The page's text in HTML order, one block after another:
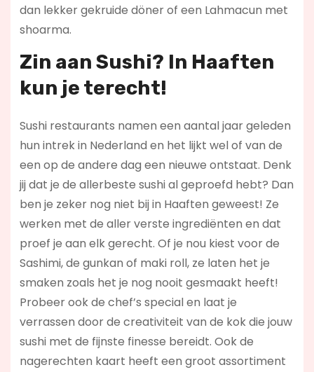
dan lekker gekruide döner of een Lahmacun met
shoarma.
Zin aan Sushi? In Haaften
kun je terecht!
Sushi restaurants namen een aantal jaar geleden
hun intrek in Nederland en het lijkt wel of van de
een op de andere dag een nieuwe ontstaat. Denk
jij dat je de allerbeste sushi al geproefd hebt? Dan
ben je zeker nog niet bij in Haaften geweest! Ze
werken met de aller verste ingrediënten en dat
proef je aan elk gerecht. Of je nou kiest voor de
Sashimi, de gunkan of maki roll, ze laten het je
smaken zoals het je nog nooit gesmaakt heeft!
Probeer ook de chef’s special en laat je
verrassen door de creativiteit van de kok die jouw
sushi met de fijnste finesse bereidt. Ook de
nagerechten kaart heeft een groot assortiment